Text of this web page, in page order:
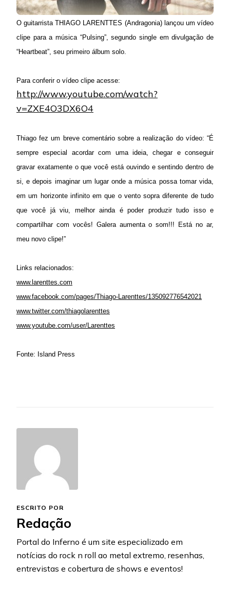
O guitarrista THIAGO LARENTTES (Andragonia) lançou um vídeo
clipe para a música “Pulsing”, segundo single em divulgação de
“Heartbeat”, seu primeiro álbum solo.
Para conferir o vídeo clipe acesse:
http://www.youtube.com/watch?
v=ZXE4O3DX6O4
Thiago fez um breve comentário sobre a realização do vídeo: “É
sempre especial acordar com uma ideia, chegar e conseguir
gravar exatamente o que você está ouvindo e sentindo dentro de
si, e depois imaginar um lugar onde a música possa tomar vida,
em um horizonte infinito em que o vento sopra diferente de tudo
que você já viu, melhor ainda é poder produzir tudo isso e
compartilhar com vocês! Galera aumenta o som!!! Está no ar,
meu novo clipe!”
Links relacionados:
www.larenttes.com
www.facebook.com/pages/Thiago-Larenttes/135092776542021
www.twitter.com/thiagolarenttes
www.youtube.com/user/Larenttes
Fonte: Island Press
ESCRITO POR
Redação
Portal do Inferno é um site especializado em
notícias do rock n roll ao metal extremo, resenhas,
entrevistas e cobertura de shows e eventos!